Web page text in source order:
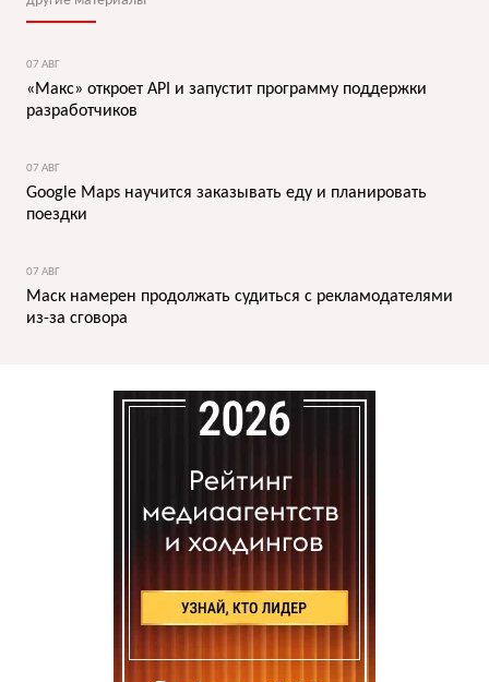
07 АВГ
«Макс» откроет API и запустит программу поддержки
разработчиков
07 АВГ
Google Maps научится заказывать еду и планировать
поездки
07 АВГ
Маск намерен продолжать судиться с рекламодателями
из-за сговора